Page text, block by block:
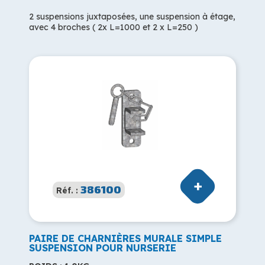
2 suspensions juxtaposées, une suspension à étage,
avec 4 broches ( 2x L=1000 et 2 x L=250 )
Réf. : 386100
PAIRE DE CHARNIÈRES MURALE SIMPLE
SUSPENSION POUR NURSERIE